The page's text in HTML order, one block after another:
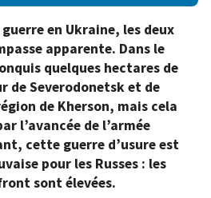
en Ukraine, les deux
apparente. Dans le
quelques hectares de
de Severodonetsk et de
de Kherson, mais cela
l’avancée de l’armée
cette guerre d’usure est
pour les Russes : les
sont élevées.